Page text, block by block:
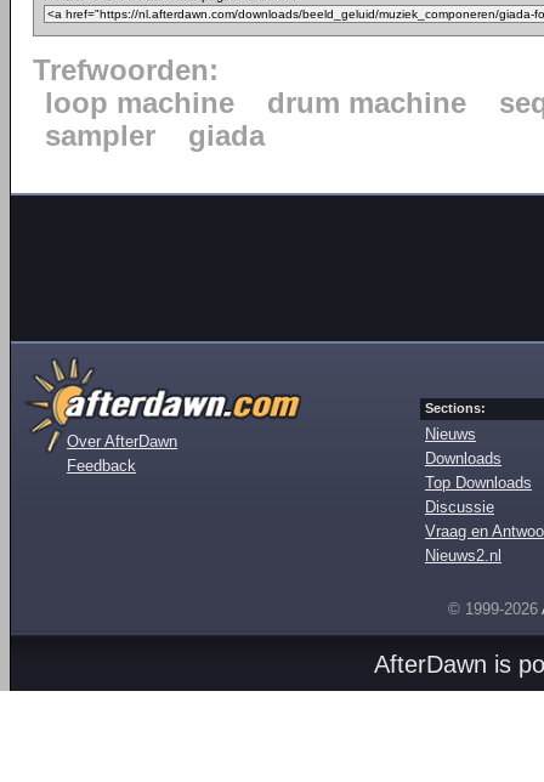
Trefwoorden:
loop machine
drum machine
sampler
giada
Over AfterDawn
Feedback
Sections:
Nieuws
Downloads
Top Downloads
Discussie
Vraag en
Nieuws2.nl
© 1999-2026
AfterDawn is